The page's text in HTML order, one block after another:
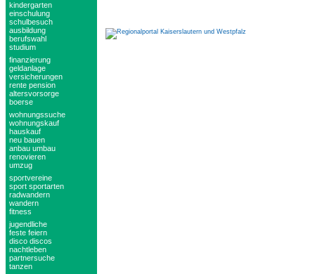
kindergarten
einschulung
schulbesuch
ausbildung
berufswahl
studium
finanzierung
geldanlage
versicherungen
rente pension
altersvorsorge
boerse
wohnungssuche
wohnungskauf
hauskauf
neu bauen
anbau umbau
renovieren
umzug
sportvereine
sport sportarten
radwandern
wandern
fitness
jugendliche
feste feiern
disco discos
nachtleben
partnersuche
tanzen